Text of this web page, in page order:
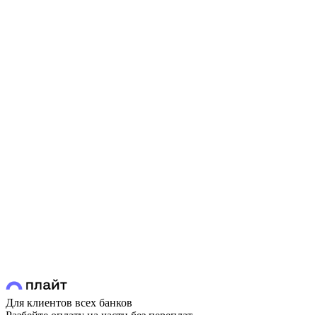
Для клиентов всех банков